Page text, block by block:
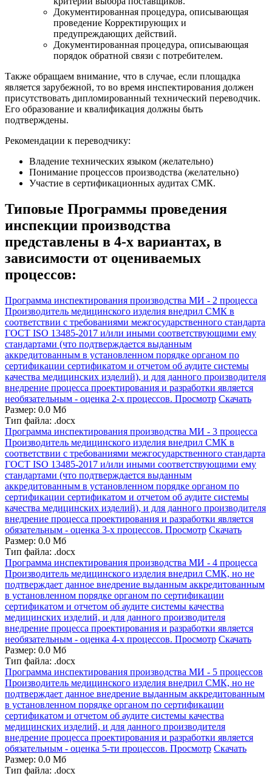
Документированная процедура, описывающая
проведение Корректирующих и
предупреждающих действий.
Документированная процедура, описывающая
порядок обратной связи с потребителем.
Также обращаем внимание, что в случае, если площадка
является зарубежной, то во время инспектирования должен
присутствовать дипломированный технический переводчик.
Его образование и квалификация должны быть
подтверждены.
Рекомендации к переводчику:
Владение технических языком (желательно)
Понимание процессов производства (желательно)
Участие в сертификационных аудитах СМК.
Типовые Программы проведения
инспекции производства
представлены в 4-х вариантах, в
зависимости от оцениваемых
процессов:
Программа инспектирования производства МИ - 2 процесса
Производитель медицинского изделия внедрил СМК в
соответствии с требованиями межгосударственного стандарта
ГОСТ ISO 13485-2017 и/или иными соответствующими ему
стандартами (что подтверждается выданным
аккредитованным в установленном порядке органом по
сертификации сертификатом и отчетом об аудите системы
качества медицинских изделий), и для данного производителя
внедрение процесса проектирования и разработки является
необязательным - оценка 2-х процессов. Просмотр Скачать
Размер: 0.0 Мб
Тип файла: .docx
Программа инспектирования производства МИ - 3 процесса
Производитель медицинского изделия внедрил СМК в
соответствии с требованиями межгосударственного стандарта
ГОСТ ISO 13485-2017 и/или иными соответствующими ему
стандартами (что подтверждается выданным
аккредитованным в установленном порядке органом по
сертификации сертификатом и отчетом об аудите системы
качества медицинских изделий), и для данного производителя
внедрение процесса проектирования и разработки является
обязательным - оценка 3-х процессов. Просмотр Скачать
Размер: 0.0 Мб
Тип файла: .docx
Программа инспектирования производства МИ - 4 процесса
Производитель медицинского изделия внедрил СМК, но не
подтверждает данное внедрение выданным аккредитованным
в установленном порядке органом по сертификации
сертификатом и отчетом об аудите системы качества
медицинских изделий, и для данного производителя
внедрение процесса проектирования и разработки является
необязательным - оценка 4-х процессов. Просмотр Скачать
Размер: 0.0 Мб
Тип файла: .docx
Программа инспектирования производства МИ - 5 процессов
Производитель медицинского изделия внедрил СМК, но не
подтверждает данное внедрение выданным аккредитованным
в установленном порядке органом по сертификации
сертификатом и отчетом об аудите системы качества
медицинских изделий, и для данного производителя
внедрение процесса проектирования и разработки является
обязательным - оценка 5-ти процессов. Просмотр Скачать
Размер: 0.0 Мб
Тип файла: .docx